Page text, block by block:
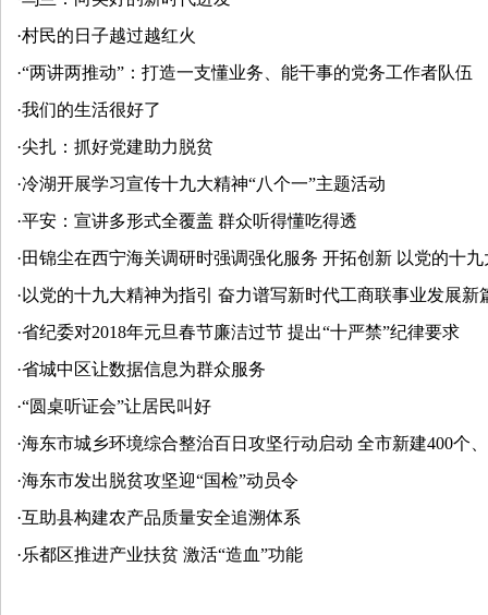
·村民的日子越过越红火
·“两讲两推动”：打造一支懂业务、能干事的党务工作者队伍
·我们的生活很好了
·尖扎：抓好党建助力脱贫
·冷湖开展学习宣传十九大精神“八个一”主题活动
·平安：宣讲多形式全覆盖 群众听得懂吃得透
·田锦尘在西宁海关调研时强调强化服务 开拓创新 以党的十
· 以党的十九大精神为指引 奋力谱写新时代工商联事业发展新
·省纪委对2018年元旦春节廉洁过节 提出“十严禁”纪律要求
·省城中区让数据信息为群众服务
·“圆桌听证会”让居民叫好
·海东市城乡环境综合整治百日攻坚行动启动 全市新建400个
·海东市发出脱贫攻坚迎“国检”动员令
·互助县构建农产品质量安全追溯体系
·乐都区推进产业扶贫 激活“造血”功能